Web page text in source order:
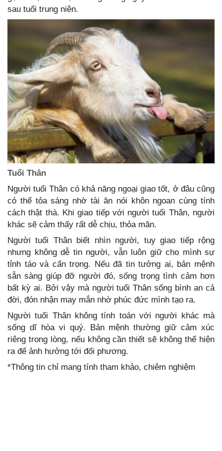
sau tuổi trung niên.
Tuổi Thân
Người tuổi Thân có khả năng ngoại giao tốt, ở đâu cũng
có thể tỏa sáng nhờ tài ăn nói khôn ngoan cùng tính
cách thật thà. Khi giao tiếp với người tuổi Thân, người
khác sẽ cảm thấy rất dễ chịu, thỏa mãn.
Người tuổi Thân biết nhìn người, tuy giao tiếp rộng
nhưng không dễ tin người, vẫn luôn giữ cho mình sự
tỉnh táo và cẩn trọng. Nếu đã tin tưởng ai, bản mệnh
sẵn sàng giúp đỡ người đó, sống trọng tình cảm hơn
bất kỳ ai. Bởi vậy mà người tuổi Thân sống bình an cả
đời, đón nhận may mắn nhờ phúc đức mình tạo ra.
Người tuổi Thân không tính toán với người khác mà
sống dĩ hòa vi quý. Bản mệnh thường giữ cảm xúc
riêng trong lòng, nếu không cần thiết sẽ không thể hiện
ra để ảnh hưởng tới đối phương.
*Thông tin chỉ mang tính tham khảo, chiêm nghiệm